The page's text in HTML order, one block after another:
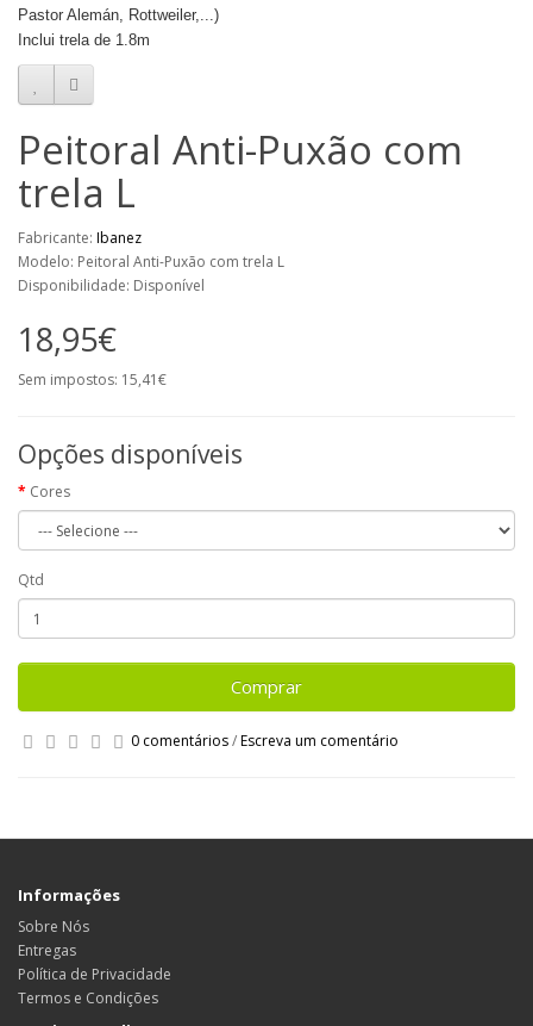
Pastor Alemán, Rottweiler,...)
Inclui trela de 1.8m
Peitoral Anti-Puxão com
trela L
Fabricante: Ibanez
Modelo: Peitoral Anti-Puxão com trela L
Disponibilidade: Disponível
18,95€
Sem impostos: 15,41€
Opções disponíveis
Cores
Qtd
Comprar
0 comentários/Escreva um comentário
Informações
Sobre Nós
Entregas
Política de Privacidade
Termos e Condições